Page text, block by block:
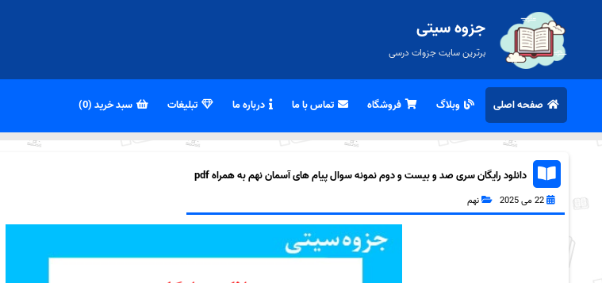
جزوه سیتی
برترین سایت جزوات درسی
صفحه اصلی وبلاگ فروشگاه تماس با ما درباره ما تبلیغات سبد خرید (0)
دانلود رایگان سری صد و بیست و دوم نمونه سوال پیام های آسمان نهم به همراه pdf
22 می 2025 نهم